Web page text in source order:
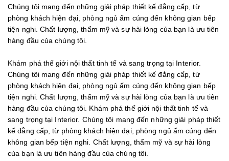
Chúng tôi mang đến những giải pháp thiết kế đẳng cấp, từ
phòng khách hiện đại, phòng ngủ ấm cúng đến không gian bếp
tiện nghi. Chất lượng, thẩm mỹ và sự hài lòng của bạn là ưu tiên
hàng đầu của chúng tôi.
Khám phá thế giới nội thất tinh tế và sang trọng tại Interior.
Chúng tôi mang đến những giải pháp thiết kế đẳng cấp, từ
phòng khách hiện đại, phòng ngủ ấm cúng đến không gian bếp
tiện nghi. Chất lượng, thẩm mỹ và sự hài lòng của bạn là ưu tiên
hàng đầu của chúng tôi. Khám phá thế giới nội thất tinh tế và
sang trọng tại Interior. Chúng tôi mang đến những giải pháp thiết
kế đẳng cấp, từ phòng khách hiện đại, phòng ngủ ấm cúng đến
không gian bếp tiện nghi. Chất lượng, thẩm mỹ và sự hài lòng
của bạn là ưu tiên hàng đầu của chúng tôi.